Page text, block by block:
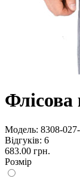
Флісова
Модель: 8308-027-
Відгуків: 6
683.00 грн.
Розмір